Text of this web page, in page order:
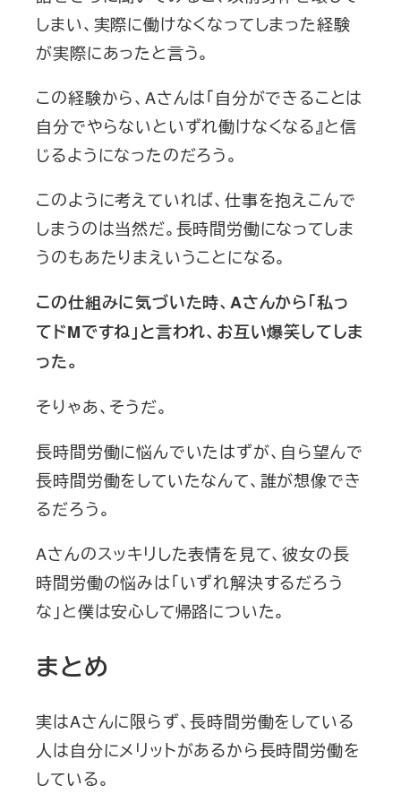
しまい、実際に働けなくなってしまった経験
が実際にあったと言う。
この経験から、Aさんは「自分ができることは
自分でやらないといずれ働けなくなる』と信
じるようになったのだろう。
このように考えていれば、仕事を抱えこんで
しまうのは当然だ。長時間労働になってしま
うのもあたりまえいうことになる。
この仕組みに気づいた時、Aさんから「私っ
てドMですね」と言われ、お互い爆笑してしま
った。
そりゃあ、そうだ。
長時間労働に悩んでいたはずが、自ら望んで
長時間労働をしていたなんて、誰が想像でき
るだろう。
Aさんのスッキリした表情を見て、彼女の長
時間労働の悩みは「いずれ解決するだろう
な」と僕は安心して帰路についた。
まとめ
実はAさんに限らず、長時間労働をしている
人は自分にメリットがあるから長時間労働を
している。